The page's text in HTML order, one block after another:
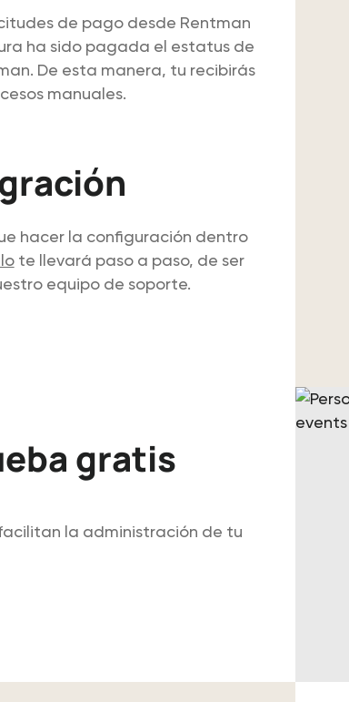
de pago desde Rentman
ha sido pagada el estatus de
De esta manera, tu recibirás
manuales.
hacer la configuración dentro
te llevará paso a paso, de ser
equipo de soporte.
gratis
la administración de tu